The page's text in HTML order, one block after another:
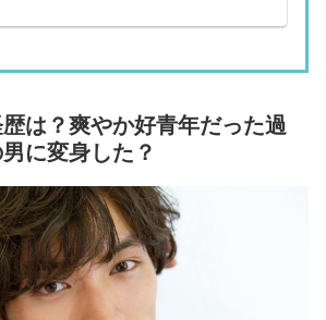
は？爽やか好青年だった過
に変身した？